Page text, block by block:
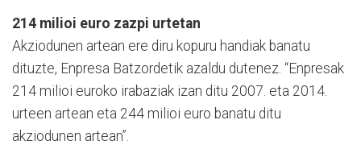
214 milioi euro zazpi urtetan
Akziodunen artean ere diru kopuru handiak banatu
dituzte, Enpresa Batzordetik azaldu dutenez. “Enpresak
214 milioi euroko irabaziak izan ditu 2007. eta 2014.
urteen artean eta 244 milioi euro banatu ditu
akziodunen artean”.